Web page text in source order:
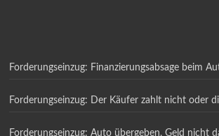
Forderungseinzug: Finanzierungsabsage beim
Forderungseinzug: Der Käufer zahlt nicht oder
Forderungseinzug: Auto übergeben, Geld nicht